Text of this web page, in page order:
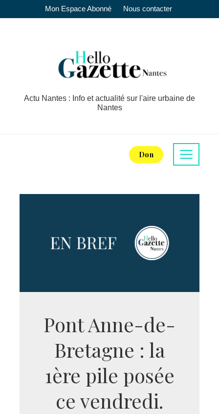
Mon Espace Abonné Nous contacter
Actu Nantes : Info et actualité sur l'aire urbaine de
Nantes
Don
Pont Anne-de-
Bretagne : la
1ère pile posée
ce vendredi.